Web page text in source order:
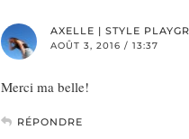
AXELLE | STYLE
AOÛT 3, 2016 / 13:37
Merci ma belle!
RÉPONDRE